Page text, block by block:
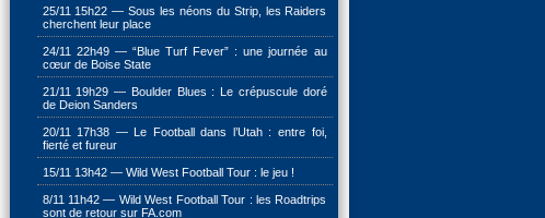
25/11 15h22 — Sous les néons du Strip, les Raiders
cherchent leur place
24/11 22h49 — “Blue Turf Fever” : une journée au
cœur de Boise State
21/11 19h29 — Boulder Blues : Le crépuscule doré
de Deion Sanders
20/11 17h38 — Le Football dans l’Utah : entre foi,
fierté et fureur
15/11 13h42 — Wild West Football Tour : le jeu !
8/11 11h42 — Wild West Football Tour : les Roadtrips
sont de retour sur FA.com